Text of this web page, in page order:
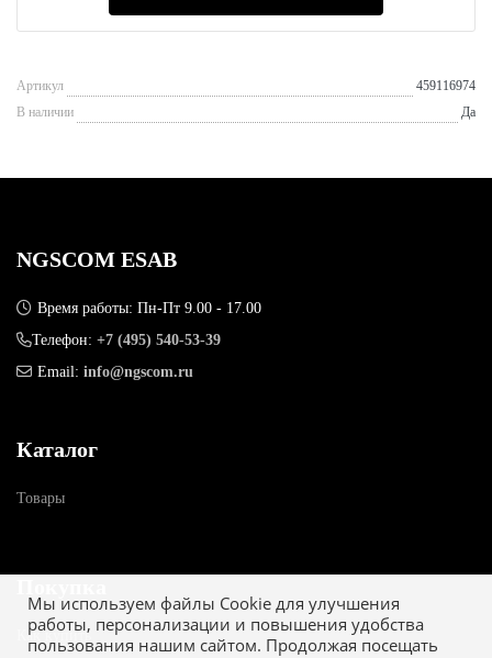
Артикул
459116974
В наличии
Да
Мы используем файлы Cookie для улучшения
работы, персонализации и повышения удобства
пользования нашим сайтом. Продолжая посещать
NGSCOM ESAB
Время работы: Пн-Пт 9.00 - 17.00
Телефон: +7 (495) 540-53-39
Email: info@ngscom.ru
Каталог
Товары
Как купить